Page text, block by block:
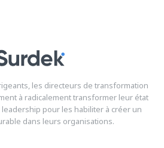
les directeurs de transformation
à radicalement transformer leur état
leadership pour les habiliter à créer un
dans leurs organisations.